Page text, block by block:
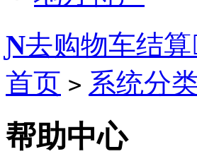
Ɲ去购物车结算
首页 > 系统分
帮助中心